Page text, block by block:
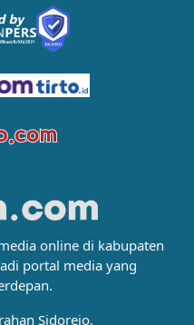
online di kabupaten
portal media yang
Sidorejo,